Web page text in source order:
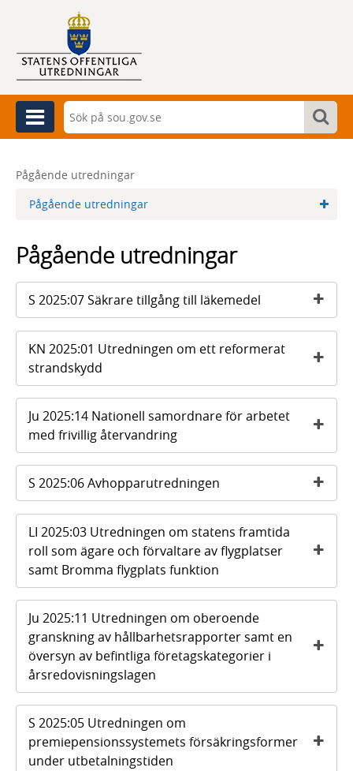
Meny
Sök
Sök
Sök
Pågående utredningar
Pågående utredningar
Pågående utredningar
S 2025:07 Säkrare tillgång till läkemedel
KN 2025:01 Utredningen om ett reformerat
strandskydd
Ju 2025:14 Nationell samordnare för arbetet
med frivillig återvandring
S 2025:06 Avhopparutredningen
LI 2025:03 Utredningen om statens framtida
roll som ägare och förvaltare av flygplatser
samt Bromma flygplats funktion
Ju 2025:11 Utredningen om oberoende
granskning av hållbarhetsrapporter samt en
översyn av befintliga företagskategorier i
årsredovisningslagen
S 2025:05 Utredningen om
premiepensionssystemets försäkringsformer
under utbetalningstiden